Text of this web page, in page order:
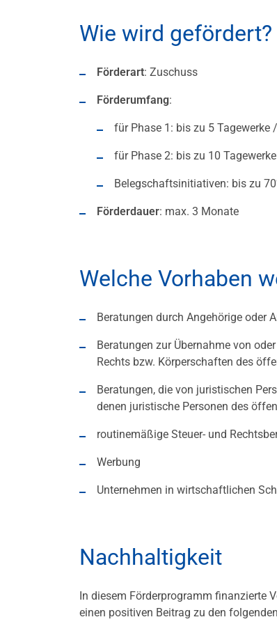
Wie wird gefördert?
Förderart: Zuschuss
Förderumfang:
für Phase 1: bis zu 5 Tagewerke
für Phase 2: bis zu 10
Belegschaftsinitiativen: bis zu
Förderdauer: max. 3 Monate
Welche Vorhaben
Beratungen durch Angehörige oder
Beratungen zur Übernahme von
Rechts bzw. Körperschaften des
Beratungen, die von juristischen
denen juristische Personen des
routinemäßige Steuer- und
Werbung
Unternehmen in wirtschaftlichen
Nachhaltigkeit
In diesem Förderprogramm finanzierte
einen positiven Beitrag zu den folgenden